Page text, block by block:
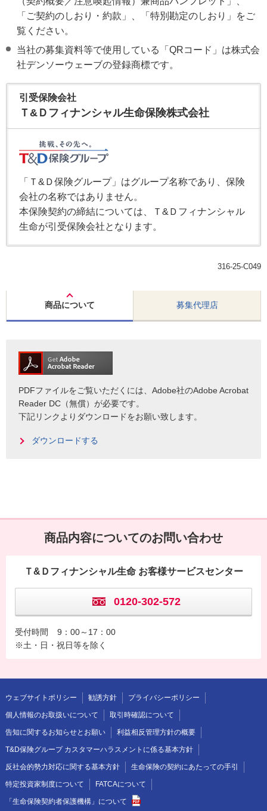
「ご契約のしおり・約款」、「特別勘定のしおり」をご
覧ください。
当社の募集資料等で使用している「QRコード」は株式会
社デンソーウェーブの登録商標です。
引受保険会社
Ｔ&Ｄフィナンシャル生命保険株式会社
「Ｔ&Ｄ保険グループ」はグループ名称であり、保険
会社の名称ではありません。
本保険契約の締結については、Ｔ&Ｄフィナンシャル
生命が引受保険会社となります。
316-25-C049
商品について 募集代理店
PDFファイルをご覧いただくには、Adobe社のAdobe Acrobat
Reader DC（無償）が必要です。
下記リンクよりダウンロードをお願い致します。
ダウンロードする
商品内容についてのお問い合わせ
Ｔ&Ｄフィナンシャル生命 お客様サービスセンター
0120-302-572
受付時間
9：00～17：00
※土・日・祝日等を除く
ウェブサイトポリシー 勧誘方針 プライバシーポリシー
個人情報のお取扱いについて 取引時確認について
告知に関するお知らせとお願い 利益相反管理方針の概要
T&D保険グループ カスタマーハラスメントに係る基本方針
反社会的勢力対応に関する基本方針 生命保険の契約にあたっての手引
特定投資家制度について FATCAについて
「生命保険契約者保護機構」について